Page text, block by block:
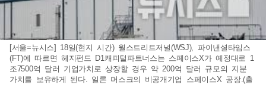
[서울=뉴시스] 18일(현지 시간) 월스트리트저널(WSJ), 파이낸셜타임스
(FT)에 따르면 헤지펀드 D1캐피털파트너스는 스페이스X가 예정대로 1
조7500억 달러 기업가치로 상장할 경우 약 200억 달러 규모의 지분
가치를 보유하게 된다. 일론 머스크의 비공개기업 스페이스X 공장.(출